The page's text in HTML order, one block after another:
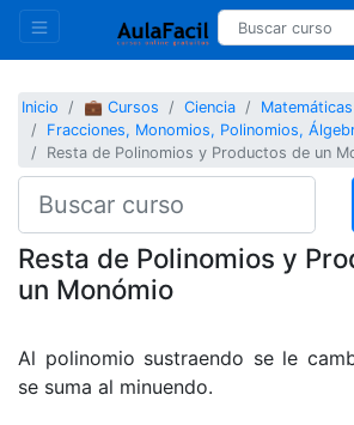
Inicio 💼 Cursos Ciencia
Matemáticas
Fracciones, Monomios, Polinomios,
Resta de Polinomios y Productos de un
Resta de Polinomios y
un Monómio
Al polinomio sustraendo se le
se suma al minuendo.